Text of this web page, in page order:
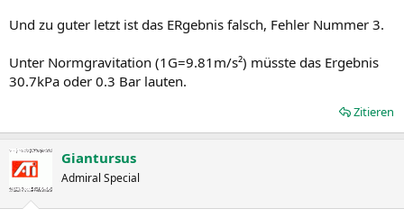
Und zu guter letzt ist das ERgebnis falsch, Fehler Nummer 3.
Unter Normgravitation (1G=9.81m/s²) müsste das Ergebnis
30.7kPa oder 0.3 Bar lauten.
Zitieren
Giantursus
Admiral Special